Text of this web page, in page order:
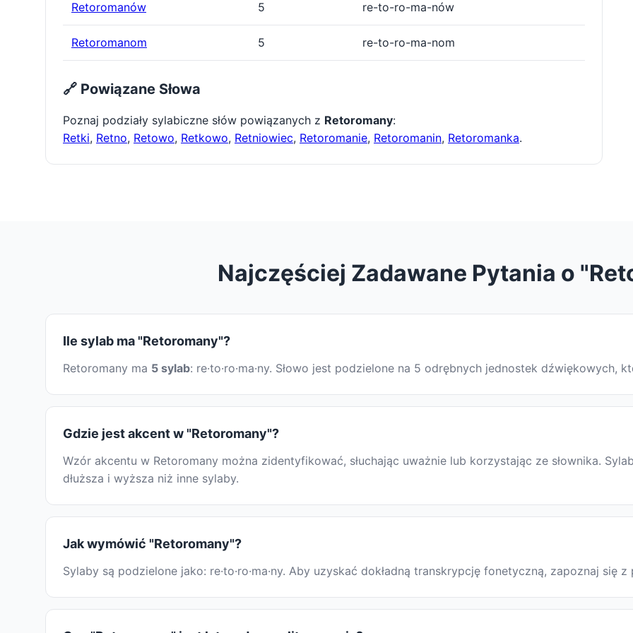
Retoromanów 5 re-to-ro-ma-nów
Retoromanom 5 re-to-ro-ma-nom
🔗 Powiązane Słowa
Poznaj podziały sylabiczne słów powiązanych z Retoromany:
Retki, Retno, Retowo, Retkowo, Retniowiec, Retoromanie, Retoromanin, Retoromanka.
Najczęściej Zadawane Pytania o
Ile sylab ma "Retoromany"?
Retoromany ma 5 sylab: re·to·ro·ma·ny. Słowo jest podzielone na 5 odrębnych jednostek dźwiękowych,
Gdzie jest akcent w "Retoromany"?
Wzór akcentu w Retoromany można zidentyfikować, słuchając uważnie lub korzystając ze słownika.
dłuższa i wyższa niż inne sylaby.
Jak wymówić "Retoromany"?
Sylaby są podzielone jako: re·to·ro·ma·ny. Aby uzyskać dokładną transkrypcję fonetyczną, zapoznaj się